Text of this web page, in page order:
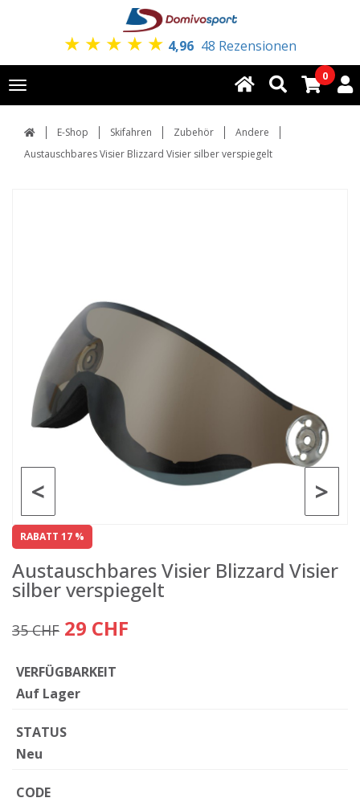
★ ★ ★ ★ ★ 4,96 48 Rezensionen
Toggle
navigation
0
E-Shop Skifahren Zubehör
Andere
Austauschbares Visier Blizzard Visier silber verspiegelt
>
<
RABATT 17 %
Austauschbares Visier Blizzard Visier
silber verspiegelt
35 CHF 29 CHF
VERFÜGBARKEIT
Auf Lager
STATUS
Neu
CODE